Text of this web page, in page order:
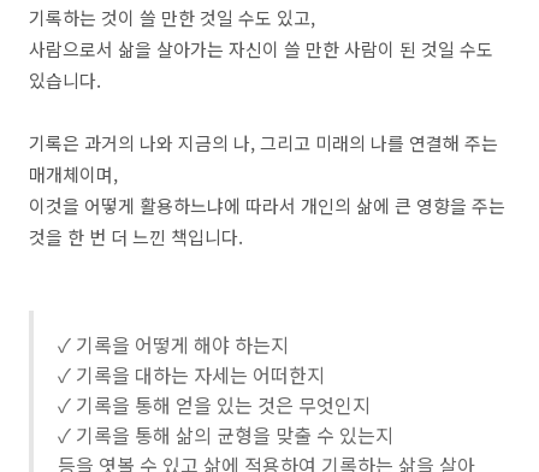
기록하는 것이 쓸 만한 것일 수도 있고,
사람으로서 삶을 살아가는 자신이 쓸 만한 사람이 된 것일 수도
있습니다.
기록은 과거의 나와 지금의 나, 그리고 미래의 나를 연결해 주는
매개체이며,
이것을 어떻게 활용하느냐에 따라서 개인의 삶에 큰 영향을 주는
것을 한 번 더 느낀 책입니다.
✓ 기록을 어떻게 해야 하는지
✓ 기록을 대하는 자세는 어떠한지
✓ 기록을 통해 얻을 있는 것은 무엇인지
✓ 기록을 통해 삶의 균형을 맞출 수 있는지
등을 엿볼 수 있고 삶에 적용하여 기록하는 삶을 살아